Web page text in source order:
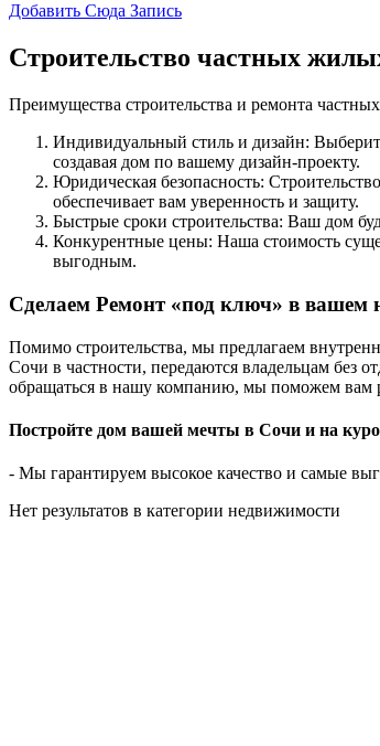
Добавить Сюда Запись
Строительство частных
Преимущества строительства и ремонта
Индивидуальный стиль и дизайн:
создавая дом по вашему дизайн-проекту.
Юридическая безопасность:
обеспечивает вам уверенность и защиту.
Быстрые сроки строительства: Ваш дом
Конкурентные цены: Наша стоимость
выгодным.
Сделаем Ремонт «под ключ» в вашем
Помимо строительства, мы предлагаем
Сочи в частности, передаются владельцам без
обращаться в нашу компанию, мы поможем вам
Постройте дом вашей мечты в Сочи и на
- Мы гарантируем высокое качество и самые
Нет результатов в категории недвижимости